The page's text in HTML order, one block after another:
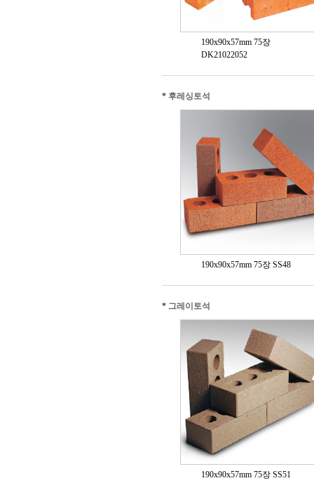
190x90x57mm 75장
DK21022052
* 후레싱토석
190x90x57mm 75장 SS48
* 그레이토석
190x90x57mm 75장 SS51